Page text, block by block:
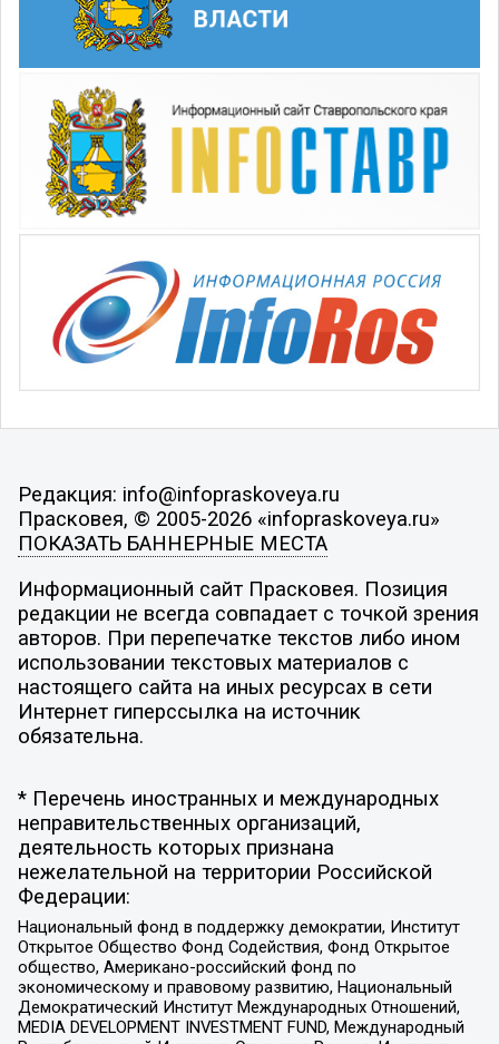
Редакция: info@infopraskoveya.ru
Прасковея, © 2005-2026 «infopraskoveya.ru»
ПОКАЗАТЬ БАННЕРНЫЕ МЕСТА
Информационный сайт Прасковея. Позиция
редакции не всегда совпадает с точкой зрения
авторов. При перепечатке текстов либо ином
использовании текстовых материалов с
настоящего сайта на иных ресурсах в сети
Интернет гиперссылка на источник
обязательна.
* Перечень иностранных и международных
неправительственных организаций,
деятельность которых признана
нежелательной на территории Российской
Федерации:
Национальный фонд в поддержку демократии, Институт
Открытое Общество Фонд Содействия, Фонд Открытое
общество, Американо-российский фонд по
экономическому и правовому развитию, Национальный
Демократический Институт Международных Отношений,
MEDIA DEVELOPMENT INVESTMENT FUND, Международный